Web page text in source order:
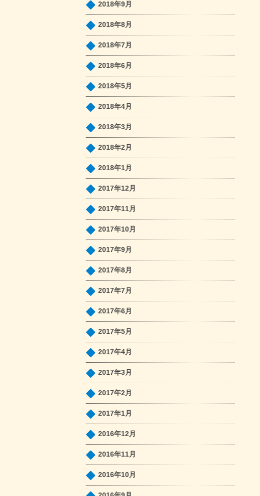
2018年9月
2018年8月
2018年7月
2018年6月
2018年5月
2018年4月
2018年3月
2018年2月
2018年1月
2017年12月
2017年11月
2017年10月
2017年9月
2017年8月
2017年7月
2017年6月
2017年5月
2017年4月
2017年3月
2017年2月
2017年1月
2016年12月
2016年11月
2016年10月